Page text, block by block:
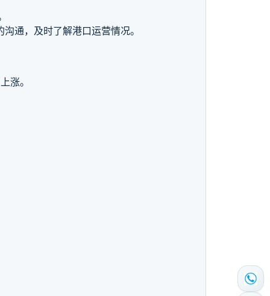
通，及时了解港口运营情况。
涨。